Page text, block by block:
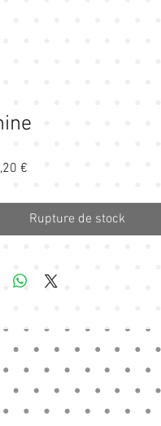
€
Rupture de stock